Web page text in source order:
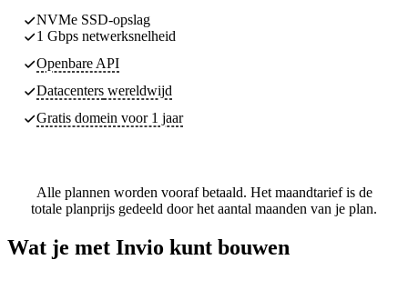
NVMe SSD-opslag
1 Gbps netwerksnelheid
Openbare API
Datacenters wereldwijd
Gratis domein voor 1 jaar
Alle plannen worden vooraf betaald. Het maandtarief is de
totale planprijs gedeeld door het aantal maanden van je plan.
Wat je met Invio kunt bouwen